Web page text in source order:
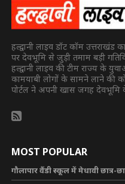
हल्द्वानी लाइव डॉट कॉम उत्तराखंड
पर देवभूमि से जुड़ी तमाम बड़ी
हल्द्वानी लाइव की टीम राज्य के
कामयाबी लोगों के सामने लाने की
पोर्टल ने अपनी खास जगह देवभूमि
MOST POPULAR
गौलापार वैंडी स्कूल में मेधावी छात्र-